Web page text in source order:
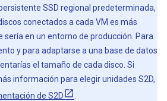
SSD regional predeterminada,
conectados a cada VM es más
sería en un entorno de producción. Para
y para adaptarse a una base de datos
el tamaño de cada disco. Si
información para elegir unidades S2D,
de S2D